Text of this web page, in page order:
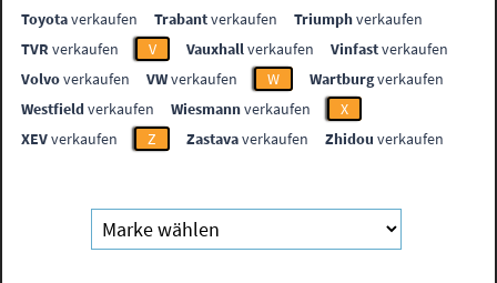
Toyotaverkaufen Trabantverkaufen Triumphverkaufen
TVR verkaufen V Vauxhallverkaufen Vinfastverkaufen
Volvoverkaufen VWverkaufen W Wartburgverkaufen
Westfieldverkaufen Wiesmannverkaufen
X
XEVverkaufen Z Zastavaverkaufen Zhidou verkaufen